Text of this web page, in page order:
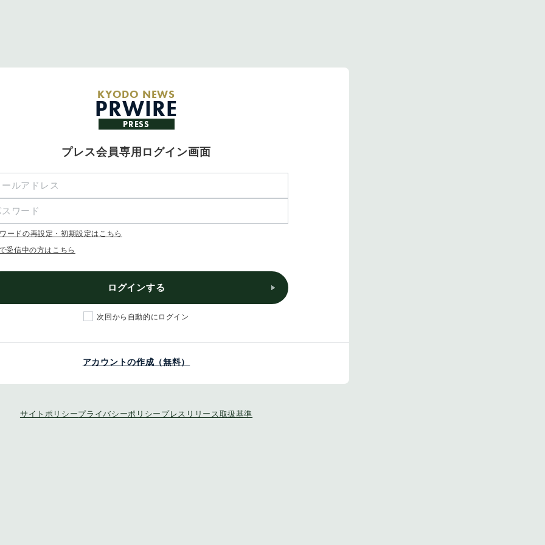
KYODO NEWS
PRWIRE
PRESS
プレス会員専用ログイン画面
ードの再設定・初期設定はこちら
受信中の方はこちら
ログインする
次回から自動的にログイン
アカウントの作成（無料）
サイトポリシープライバシーポリシー プレスリリース取扱基準